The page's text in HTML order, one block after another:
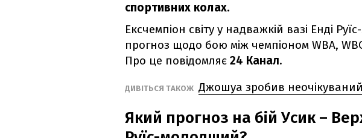
спортивних колах.
Ексчемпіон світу у надважкій вазі Енді
прогноз щодо бою між чемпіоном WBA,
Про це повідомляє 24 Канал.
ДИВІТЬСЯ ТАКОЖ Джошуа зробив
Який прогноз на бій Усик –